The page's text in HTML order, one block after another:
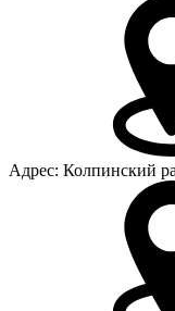
Адрес: Колпинский